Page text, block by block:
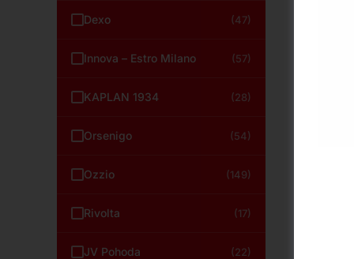
Dexo (47)
Innova – Estro Milano (57)
KAPLAN 1934 (28)
Orsenigo (54)
Ozzio (149)
Rivolta (17)
JV Pohoda (22)